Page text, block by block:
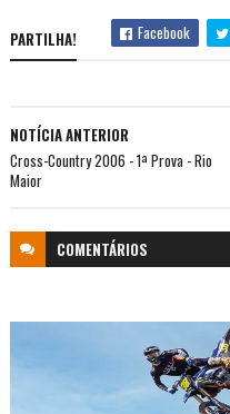
PARTILHA! Facebook
NOTÍCIA ANTERIOR
Cross-Country 2006 - 1ª Prova - Rio
Maior
COMENTÁRIOS